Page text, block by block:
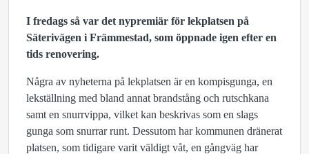
I fredags så var det nypremiär för lekplatsen på
Säterivägen i Främmestad, som öppnade igen efter en
tids renovering.
Några av nyheterna på lekplatsen är en kompisgunga, en
lekställning med bland annat brandstång och rutschkana
samt en snurrvippa, vilket kan beskrivas som en slags
gunga som snurrar runt. Dessutom har kommunen dränerat
platsen, som tidigare varit väldigt våt, en gångväg har